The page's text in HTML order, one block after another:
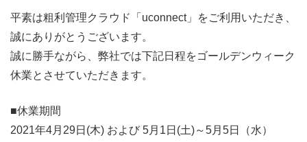
平素は粗利管理クラウド「uconnect」をご利用いただき、
誠にありがとうございます。
誠に勝手ながら、弊社では下記日程をゴールデンウィーク
休業とさせていただきます。
■休業期間
2021年4月29日(木) および 5月1日(土)～5月5日（水）